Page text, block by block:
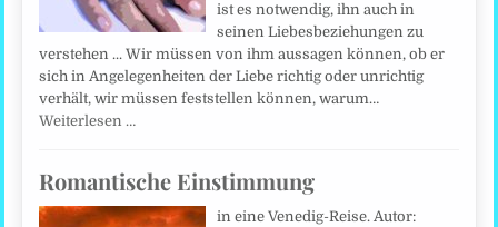
ist es notwendig, ihn auch in
seinen Liebesbeziehungen zu
verstehen ... Wir müssen von ihm aussagen können, ob er
sich in Angelegenheiten der Liebe richtig oder unrichtig
verhält, wir müssen feststellen können, warum…
Weiterlesen …
Romantische Einstimmung
in eine Venedig-Reise. Autor: